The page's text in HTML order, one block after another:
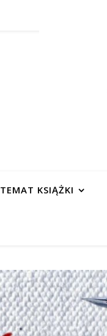
TEMAT KSIĄŻKI